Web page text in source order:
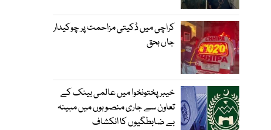
کراچی میں ڈکیتی مزاحمت پر چوکیدار
جاں بحق
خیبرپختونخوا میں عالمی بینک کے
تعاون سے جاری منصوبوں میں مبینہ
بے ضابطگیوں کا انکشاف